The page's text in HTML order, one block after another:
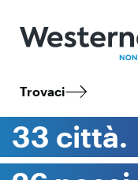
Trovaci
33 città.